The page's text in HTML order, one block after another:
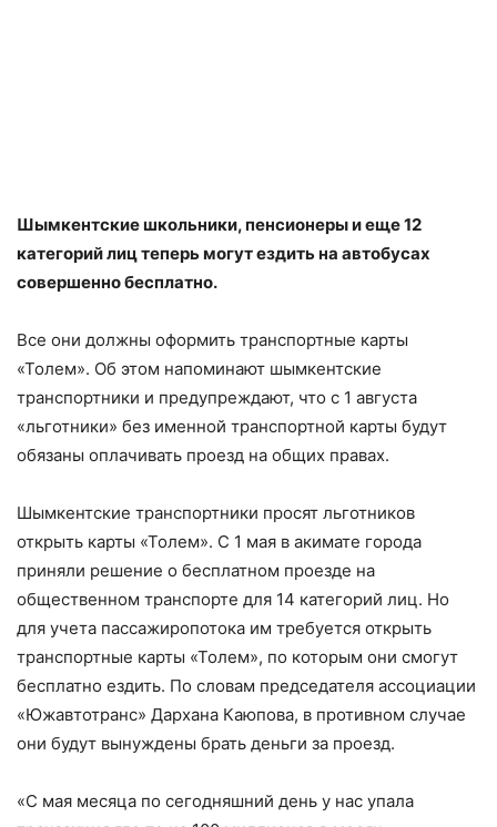
Шымкентские школьники, пенсионеры и еще 12
категорий лиц теперь могут ездить на автобусах
совершенно бесплатно.
Все они должны оформить транспортные карты
«Толем». Об этом напоминают шымкентские
транспортники и предупреждают, что с 1 августа
«льготники» без именной транспортной карты будут
обязаны оплачивать проезд на общих правах.
Шымкентские транспортники просят льготников
открыть карты «Толем». С 1 мая в акимате города
приняли решение о бесплатном проезде на
общественном транспорте для 14 категорий лиц. Но
для учета пассажиропотока им требуется открыть
транспортные карты «Толем», по которым они смогут
бесплатно ездить. По словам председателя ассоциации
«Южавтотранс» Дархана Каюпова, в противном случае
они будут вынуждены брать деньги за проезд.
«С мая месяца по сегодняшний день у нас упала